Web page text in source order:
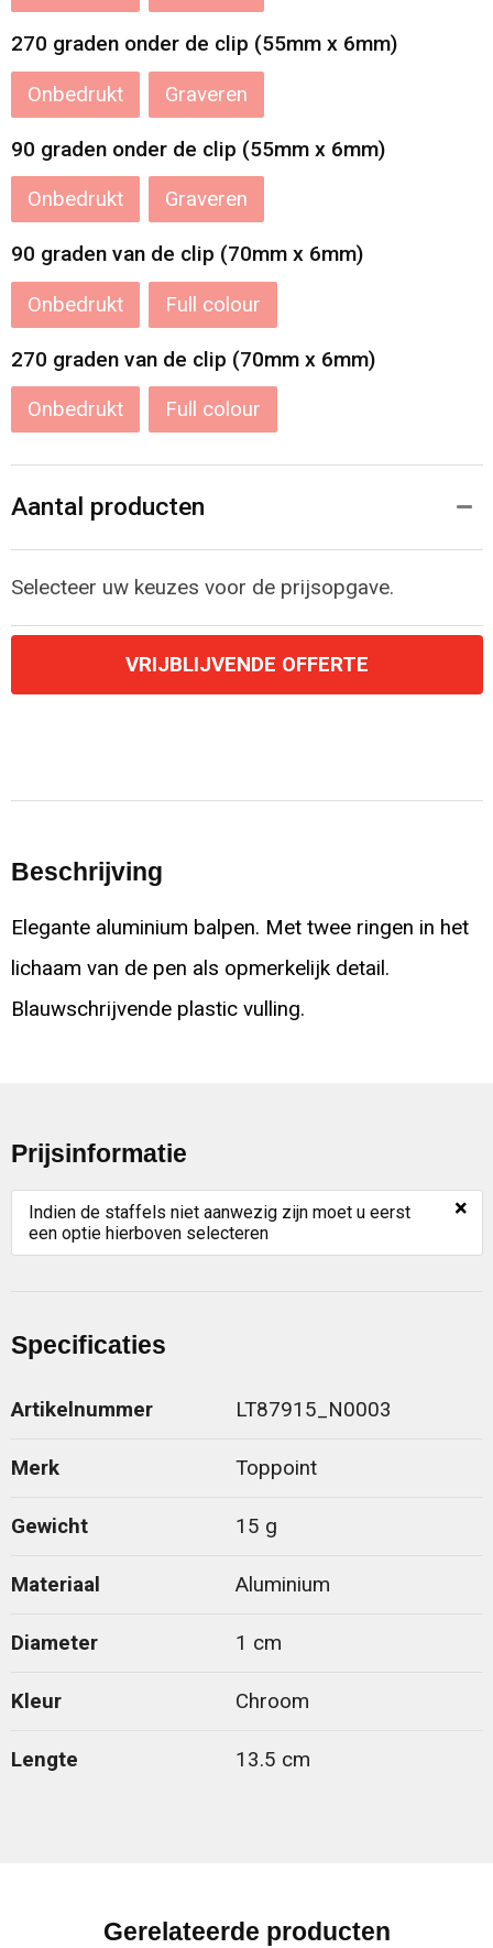
270 graden onder de clip (55mm x 6mm)
Onbedrukt Graveren
90 graden onder de clip (55mm x 6mm)
Onbedrukt Graveren
90 graden van de clip (70mm x 6mm)
Onbedrukt Full colour
270 graden van de clip (70mm x 6mm)
Onbedrukt Full colour
Aantal producten
Selecteer uw keuzes voor de prijsopgave.
VRIJBLIJVENDE OFFERTE
Beschrijving
Elegante aluminium balpen. Met twee ringen in het
lichaam van de pen als opmerkelijk detail.
Blauwschrijvende plastic vulling.
Prijsinformatie
Indien de staffels niet aanwezig zijn moet u eerst
een optie hierboven selecteren
×
Specificaties
Artikelnummer LT87915_N0003
Merk Toppoint
Gewicht 15 g
Materiaal Aluminium
Diameter 1 cm
Kleur Chroom
Lengte 13.5 cm
Gerelateerde producten